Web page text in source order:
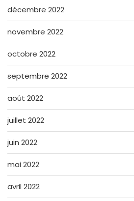
décembre 2022
novembre 2022
octobre 2022
septembre 2022
août 2022
juillet 2022
juin 2022
mai 2022
avril 2022